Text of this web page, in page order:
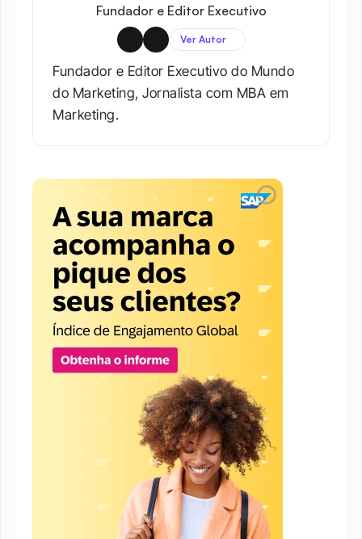
Fundador e Editor Executivo
Ver Autor
Fundador e Editor Executivo do Mundo
do Marketing, Jornalista com MBA em
Marketing.